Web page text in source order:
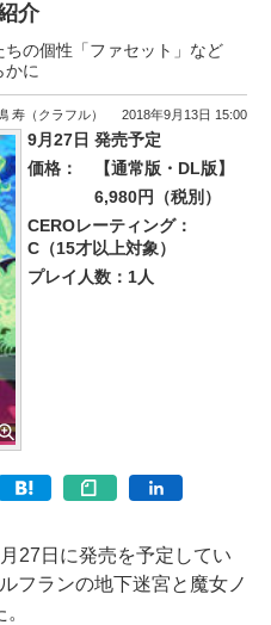
介
の個性「ファセット」など
かに
寿（クラフル） 2018年9月13日 15:00
9月27日 発売予定
価格：
【通常版・DL版】
6,980円（税別）
CEROレーティング：
C（15才以上対象）
プレイ人数：1人
27日に発売を予定してい
フランの地下迷宮と魔女ノ